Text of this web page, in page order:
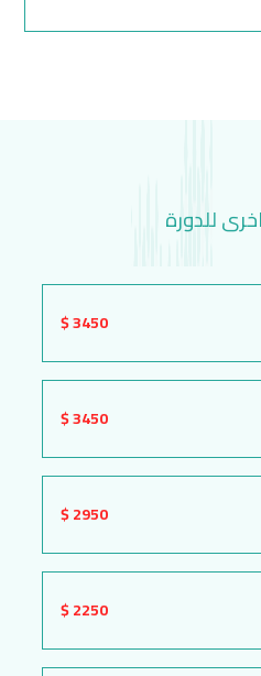
اخرى للدورة
3450 $
3450 $
2950 $
2250 $